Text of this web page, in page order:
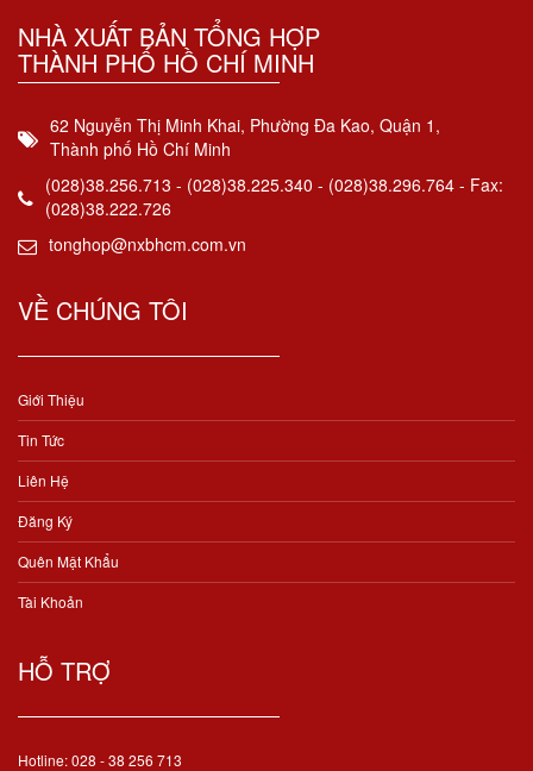
NHÀ XUẤT BẢN TỔNG HỢP
THÀNH PHỐ HỒ CHÍ MINH
62 Nguyễn Thị Minh Khai, Phường Đa Kao, Quận 1,
Thành phố Hồ Chí Minh
(028)38.256.713 - (028)38.225.340 - (028)38.296.764 - Fax:
(028)38.222.726
tonghop@nxbhcm.com.vn
VỀ CHÚNG TÔI
Giới Thiệu
Tin Tức
Liên Hệ
Đăng Ký
Quên Mật Khẩu
Tài Khoản
HỖ TRỢ
Hotline: 028 - 38 256 713